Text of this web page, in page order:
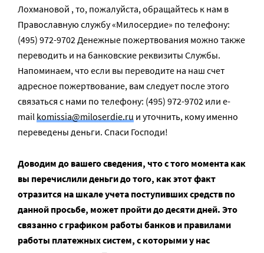
Лохмановой , то, пожалуйста, обращайтесь к нам в
Православную службу «Милосердие» по телефону:
(495) 972-9702 Денежные пожертвования можно также
переводить и на банковские реквизиты Службы.
Напоминаем, что если вы переводите на наш счет
адресное пожертвование, вам следует после этого
связаться с нами по телефону: (495) 972-9702 или e-
mail komissia@miloserdie.ru и уточнить, кому именно
переведены деньги. Спаси Господи!
Доводим до вашего сведения, что с того момента как
вы перечислили деньги до того, как этот факт
отразится на шкале учета поступивших средств по
данной просьбе, может пройти до десяти дней. Это
связанно с графиком работы банков и правилами
работы платежных систем, с которыми у нас